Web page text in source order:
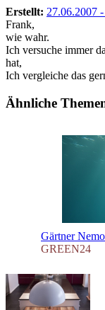
Erstellt: 27.06.2007
Frank,
wie wahr.
Ich versuche immer
hat,
Ich vergleiche das
Ähnliche
GREEN24